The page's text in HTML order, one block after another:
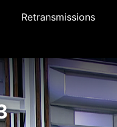
Retransmissions